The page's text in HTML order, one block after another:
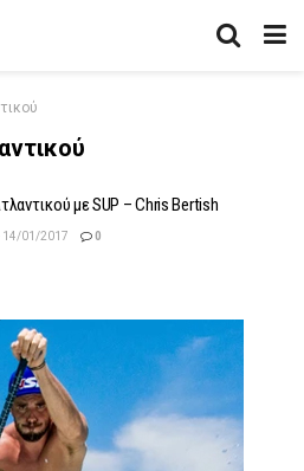
με SUP – Chris Bertish
14/01/2017 0